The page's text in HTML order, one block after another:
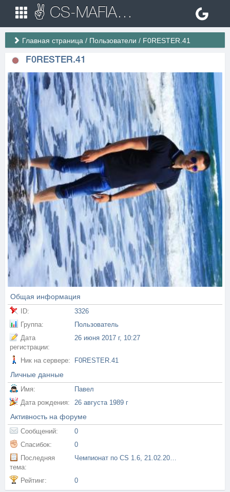
✌ CS-MAFIA.RU ✌ Игровые сервера Counter Strike 1.6
Главная страница / Пользователи / F0RESTER.41
F0RESTER.41
Общая информация
ID:
3326
Группа:
Пользователь
Дата
регистрации:
26 июня 2017 г, 10:27
Ник на сервере: F0RESTER.41
Личные данные
Имя:
Павел
Дата рождения:
26 августа 1989 г
Активность на форуме
Сообщений:
0
Спасибок:
0
Последняя
тема:
Чемпионат по CS 1.6, 21.02.2021г. в г. Хабаровске, клуб UNDERGROUND.
Рейтинг: 0